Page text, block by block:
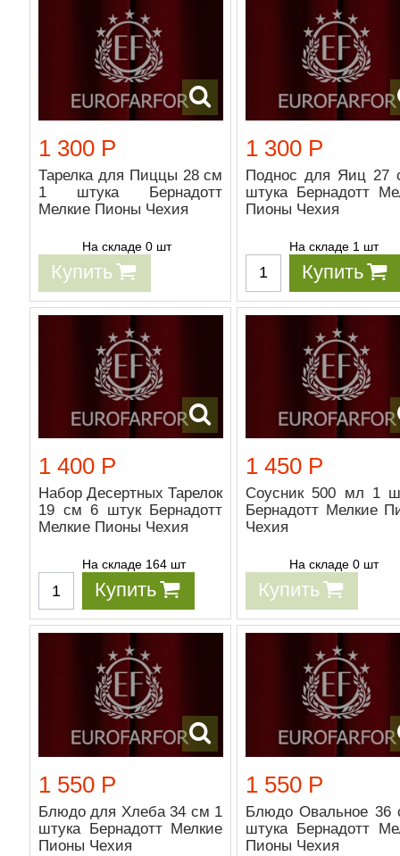
1 300 Р
Тарелка для Пиццы 28 см
1 штука Бернадотт
Мелкие Пионы Чехия
На складе 0 шт
Купить
1 300 Р
Поднос для Яиц 27
штука Бернадотт
Пионы Чехия
На складе 1 шт
Купить
1 400 Р
Набор Десертных Тарелок
19 см 6 штук Бернадотт
Мелкие Пионы Чехия
На складе 164 шт
Купить
1 450 Р
Соусник 500 мл 1
Бернадотт Мелкие
Чехия
На складе 0 шт
Купить
1 550 Р
Блюдо для Хлеба 34 см 1
штука Бернадотт Мелкие
Пионы Чехия
1 550 Р
Блюдо Овальное 36
штука Бернадотт
Пионы Чехия